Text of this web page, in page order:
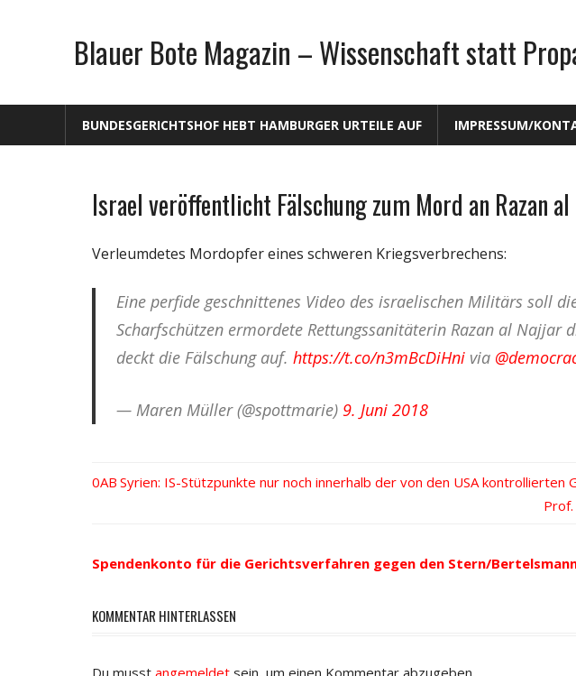
Blauer Bote Magazin – Wissenschaft statt
BUNDESGERICHTSHOF HEBT HAMBURGER URTEILE AUF IMPRESSUM/
Gesellschaft
Politik
Israel veröffentlicht Fälschung zum Mord an Razan
Verleumdetes Mordopfer eines schweren Kriegsverbrechens:
Eine perfide geschnittenes Video des israelischen Militärs soll
Scharfschützen ermordete Rettungssanitäterin Razan al Najjar
deckt die Fälschung auf. https://t.co/n3mBcDiHnivia
— Maren Müller (@spottmarie) 9. Juni 2018
Vorheriger
Syrien: IS-Stützpunkte nur noch innerhalb der von den USA kontrollierten
Spendenkonto für die Gerichtsverfahren gegen den Stern/
KOMMENTAR HINTERLASSEN
Du musst angemeldet sein, um einen Kommentar abzugeben.